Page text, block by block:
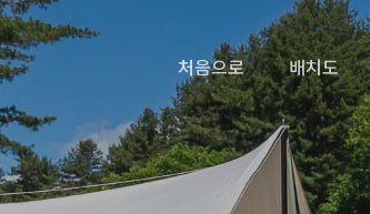
처음으로 배치도